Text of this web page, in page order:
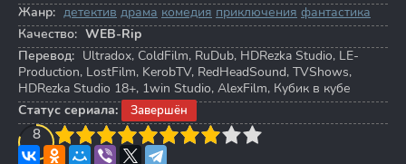
Жанр: детектив драма комедия приключения фантастика
Качество: WEB-Rip
Перевод: Ultradox, ColdFilm, RuDub, HDRezka Studio, LE-
Production, LostFilm, KerobTV, RedHeadSound, TVShows,
HDRezka Studio 18+, 1win Studio, AlexFilm, Кубик в кубе
Статус сериала:
Завершён
8
4 5 6 7 8 9 10